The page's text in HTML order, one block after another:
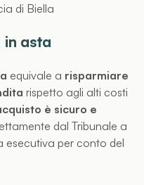
di Biella
in asta
equivale a risparmiare
rispetto agli alti costi
è sicuro e
dal Tribunale a
esecutiva per conto del